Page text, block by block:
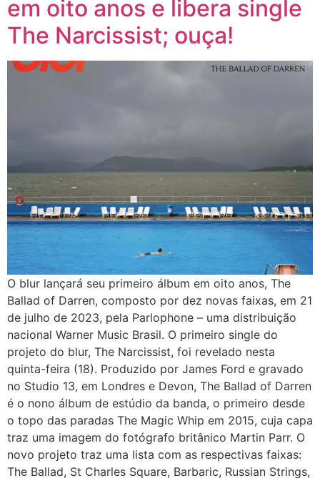
em oito anos e libera single
The Narcissist; ouça!
O blur lançará seu primeiro álbum em oito anos, The
Ballad of Darren, composto por dez novas faixas, em 21
de julho de 2023, pela Parlophone – uma distribuição
nacional Warner Music Brasil. O primeiro single do
projeto do blur, The Narcissist, foi revelado nesta
quinta-feira (18). Produzido por James Ford e gravado
no Studio 13, em Londres e Devon, The Ballad of Darren
é o nono álbum de estúdio da banda, o primeiro desde
o topo das paradas The Magic Whip em 2015, cuja capa
traz uma imagem do fotógrafo britânico Martin Parr. O
novo projeto traz uma lista com as respectivas faixas:
The Ballad, St Charles Square, Barbaric, Russian Strings,